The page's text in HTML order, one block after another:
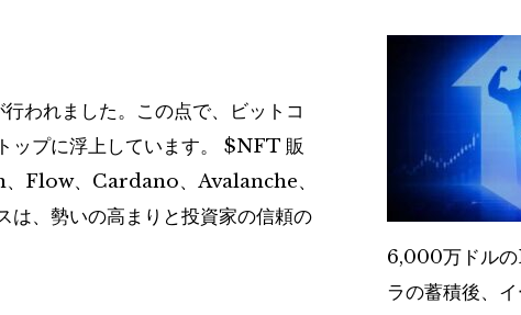
われました。この点で、ビットコ
ップに浮上しています。 $NFT 販
Flow、Cardano、Avalanche、
は、勢いの高まりと投資家の信頼の
6,000万ドル
ラの蓄積後、